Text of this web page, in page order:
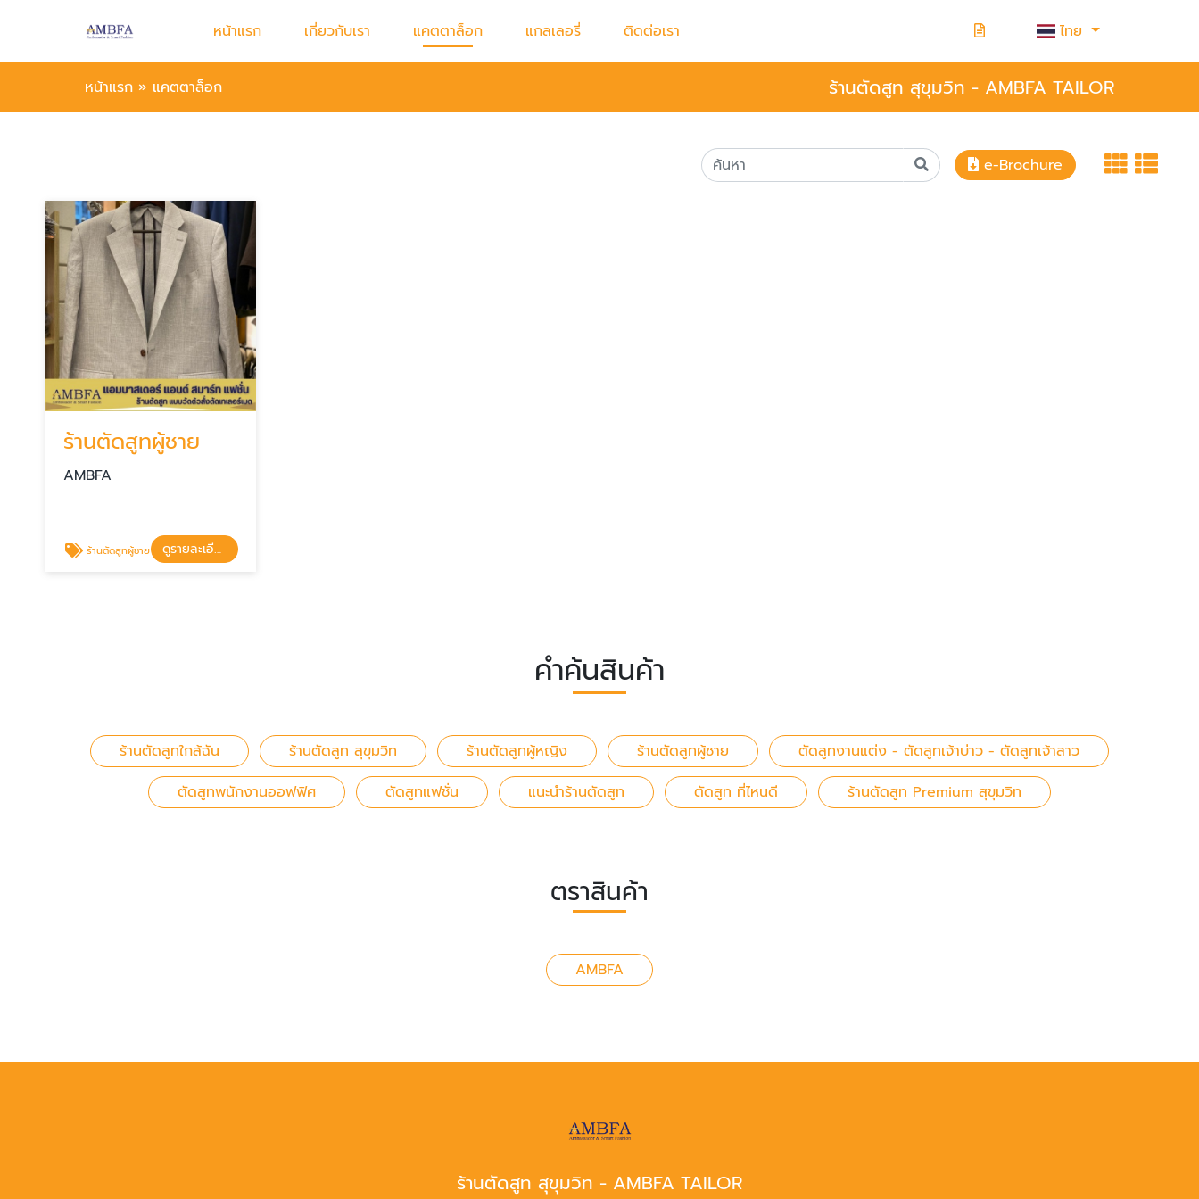
หน้าแรก เกี่ยวกับเรา แคตตาล็อก แกลเลอรี่ ติดต่อเรา ไทย
หน้าแรก » แคตตาล็อก ร้านตัดสูท สุขุมวิท - AMBFA TAILOR
e-Brochure
ร้านตัดสูทผู้ชาย
AMBFA
ร้านตัดสูทผู้ชาย ดูรายละเอียด
คำค้นสินค้า
ร้านตัดสูทใกล้ฉัน ร้านตัดสูท สุขุมวิท ร้านตัดสูทผู้หญิง ร้านตัดสูทผู้ชาย
ตัดสูทงานแต่ง - ตัดสูทเจ้าบ่าว - ตัดสูทเจ้าสาว
ตัดสูทพนักงานออฟฟิศ
ตัดสูทแฟชั่น แนะนำร้านตัดสูท ตัดสูท ที่ไหนดี ร้านตัดสูท Premium สุขุมวิท
ตราสินค้า
AMBFA
ร้านตัดสูท สุขุมวิท - AMBFA TAILOR